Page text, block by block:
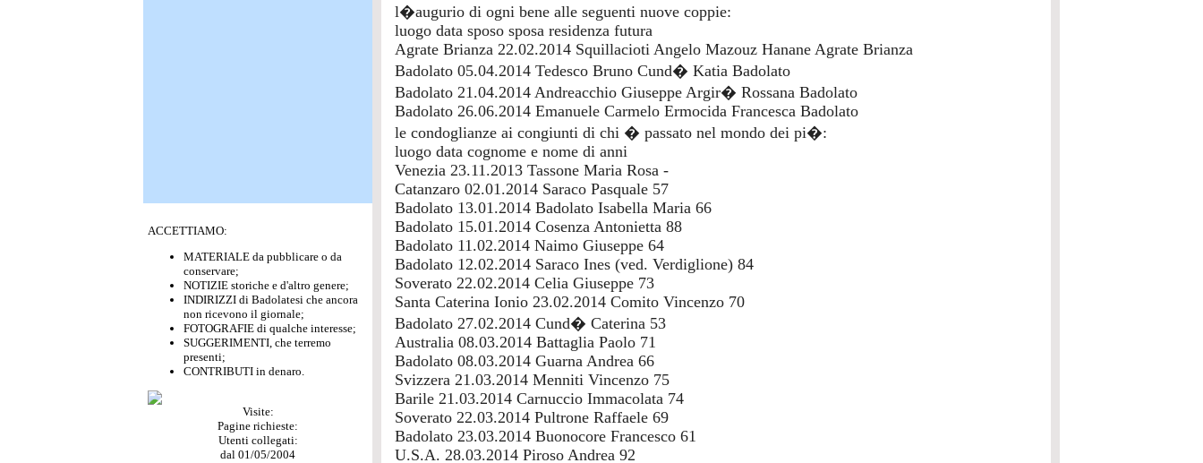
ACCETTIAMO:
MATERIALE da pubblicare o da
conservare;
NOTIZIE storiche e d'altro genere;
INDIRIZZI di Badolatesi che ancora
non ricevono il giornale;
FOTOGRAFIE di qualche interesse;
SUGGERIMENTI, che terremo
presenti;
CONTRIBUTI in denaro.
Visite:
Pagine richieste:
Utenti collegati:
dal 01/05/2004
l�augurio di ogni bene alle seguenti nuove coppie:
luogo data sposo sposa residenza futura
Agrate Brianza 22.02.2014 Squillacioti Angelo Mazouz Hanane Agrate Brianza
Badolato 05.04.2014 Tedesco Bruno Cund� Katia Badolato
Badolato 21.04.2014 Andreacchio Giuseppe Argir� Rossana Badolato
Badolato 26.06.2014 Emanuele Carmelo Ermocida Francesca Badolato
le condoglianze ai congiunti di chi � passato nel mondo dei pi�:
luogo data cognome e nome di anni
Venezia 23.11.2013 Tassone Maria Rosa -
Catanzaro 02.01.2014 Saraco Pasquale 57
Badolato 13.01.2014 Badolato Isabella Maria 66
Badolato 15.01.2014 Cosenza Antonietta 88
Badolato 11.02.2014 Naimo Giuseppe 64
Badolato 12.02.2014 Saraco Ines (ved. Verdiglione) 84
Soverato 22.02.2014 Celia Giuseppe 73
Santa Caterina Ionio 23.02.2014 Comito Vincenzo 70
Badolato 27.02.2014 Cund� Caterina 53
Australia 08.03.2014 Battaglia Paolo 71
Badolato 08.03.2014 Guarna Andrea 66
Svizzera 21.03.2014 Menniti Vincenzo 75
Barile 21.03.2014 Carnuccio Immacolata 74
Soverato 22.03.2014 Pultrone Raffaele 69
Badolato 23.03.2014 Buonocore Francesco 61
U.S.A. 28.03.2014 Piroso Andrea 92